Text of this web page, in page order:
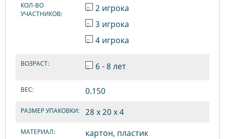
КОЛ-ВО
УЧАСТНИКОВ:
2 игрока
3 игрока
4 игрока
ВОЗРАСТ: 6 - 8 лет
ВЕС: 0.150
РАЗМЕР УПАКОВКИ: 28 х 20 х 4
МАТЕРИАЛ: картон, пластик